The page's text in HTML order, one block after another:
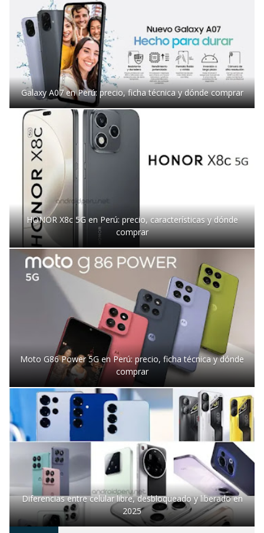
Galaxy A07 en Perú: precio, ficha técnica y dónde comprar
HONOR X8c 5G en Perú: precio, características y dónde
comprar
Moto G86 Power 5G en Perú: precio, ficha técnica y dónde
comprar
Diferencias entre celular libre, desbloqueado y liberado en
2025